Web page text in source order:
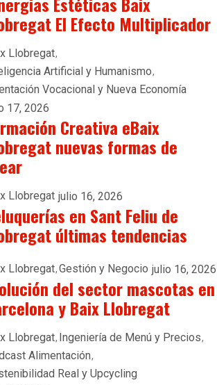
El Efecto Multiplicador
Llobregat
Artificial y Humanismo
Vocacional y Nueva Economía
17, 2026
Creativa eBaix
nuevas formas de
Llobregat julio 16, 2026
en Sant Feliu de
últimas tendencias
Llobregat Gestión y Negocio julio 16, 2026
del sector mascotas en
y Baix Llobregat
Llobregat Ingeniería de Menú y Precios
Alimentación
Real y Upcycling